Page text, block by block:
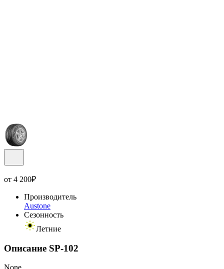
от 4 200₽
Производитель
Austone
Сезонность
Летние
Описание SP-102